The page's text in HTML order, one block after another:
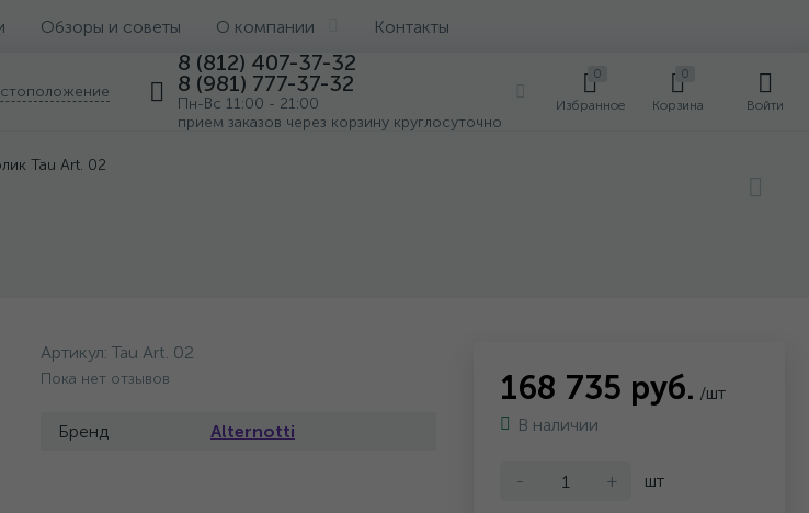
Обзоры и советы О компании Контакты
8 (812) 407-37-32
8 (981) 777-37-32
Пн-Вс 11:00 - 21:00
прием заказов через корзину круглосуточно
0
Избранное
0
Корзина Войти
Tau Art. 02
Артикул: Tau Art. 02
Пока нет отзывов
Бренд Alternotti
168 735 руб. /шт
В наличии
- + шт